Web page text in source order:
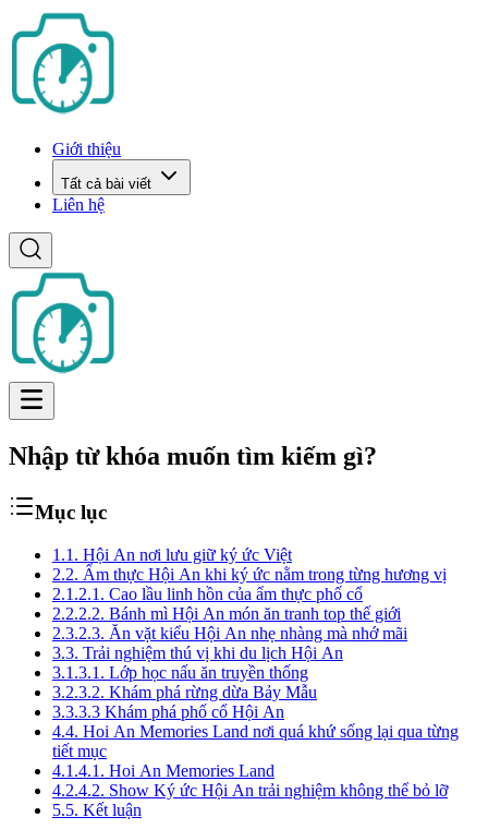
Giới thiệu
Tất cả bài viết
Liên hệ
Nhập từ khóa muốn tìm kiếm gì?
Mục lục
1.1. Hội An nơi lưu giữ ký ức Việt
2.2. Ẩm thực Hội An khi ký ức nằm trong từng hương vị
2.1.2.1. Cao lầu linh hồn của ẩm thực phố cổ
2.2.2.2. Bánh mì Hội An món ăn tranh top thế giới
2.3.2.3. Ăn vặt kiểu Hội An nhẹ nhàng mà nhớ mãi
3.3. Trải nghiệm thú vị khi du lịch Hội An
3.1.3.1. Lớp học nấu ăn truyền thống
3.2.3.2. Khám phá rừng dừa Bảy Mẫu
3.3.3.3 Khám phá phố cổ Hội An
4.4. Hoi An Memories Land nơi quá khứ sống lại qua từng
tiết mục
4.1.4.1. Hoi An Memories Land
4.2.4.2. Show Ký ức Hội An trải nghiệm không thể bỏ lỡ
5.5. Kết luận